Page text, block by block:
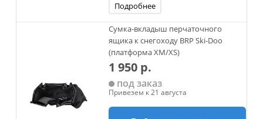
Подробнее
Сумка-вкладыш перчаточного
ящика к снегоходу BRP Ski-Doo
(платформа XM/XS)
1 950 р.
под заказ
Привезем к 21 августа